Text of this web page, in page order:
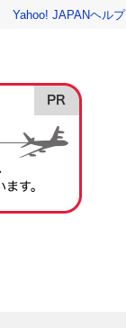
Yahoo! JAPANヘルプ